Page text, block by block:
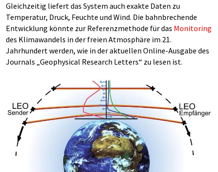
Gleichzeitig liefert das System auch exakte Daten zu
Temperatur, Druck, Feuchte und Wind. Die bahnbrechende
Entwicklung könnte zur Referenzmethode für das Monitoring
des Klimawandels in der freien Atmosphäre im 21.
Jahrhundert werden, wie in der aktuellen Online-Ausgabe des
Journals „Geophysical Research Letters“ zu lesen ist.